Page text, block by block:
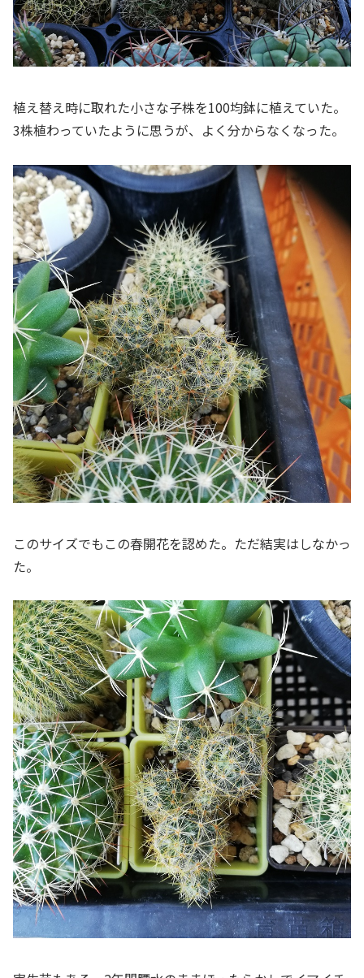
植え替え時に取れた小さな子株を100均鉢に植えていた。
3株植わっていたように思うが、よく分からなくなった。
このサイズでもこの春開花を認めた。ただ結実はしなかっ
た。